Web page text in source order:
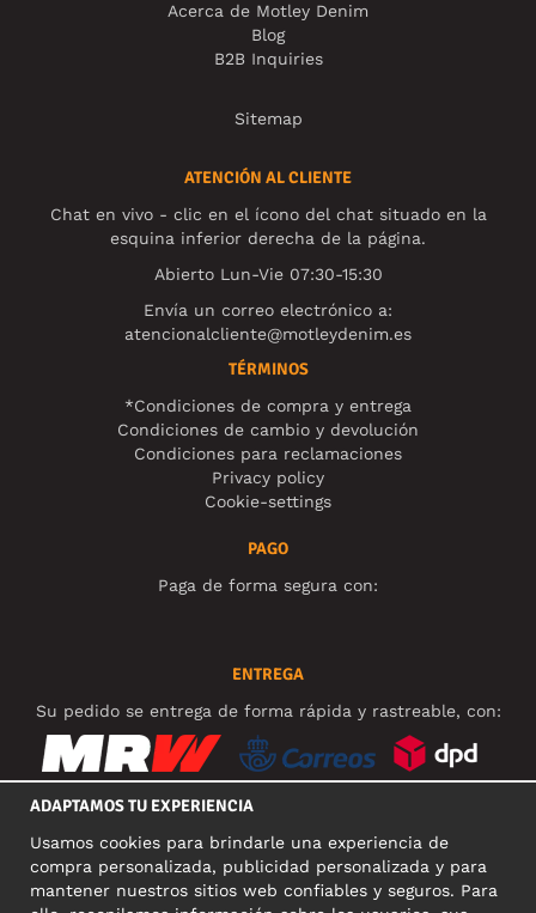
Acerca de Motley Denim
Blog
B2B Inquiries
Sitemap
ATENCIÓN AL CLIENTE
Chat en vivo - clic en el ícono del chat situado en la
esquina inferior derecha de la página.
Abierto Lun-Vie 07:30-15:30
Envía un correo electrónico a:
atencionalcliente@motleydenim.es
TÉRMINOS
*Condiciones de compra y entrega
Condiciones de cambio y devolución
Condiciones para reclamaciones
Privacy policy
Cookie-settings
PAGO
Paga de forma segura con:
ENTREGA
Su pedido se entrega de forma rápida y rastreable, con:
REDES SOCIALES
ADAPTAMOS TU EXPERIENCIA
Usamos cookies para brindarle una experiencia de
compra personalizada, publicidad personalizada y para
mantener nuestros sitios web confiables y seguros. Para